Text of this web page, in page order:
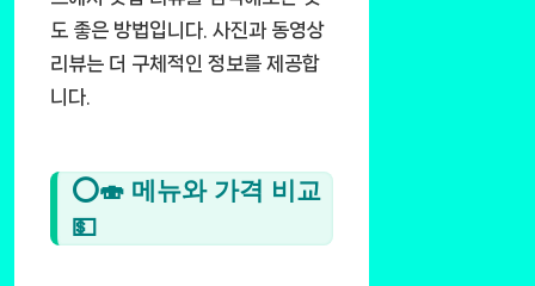
도 좋은 방법입니다. 사진과 동영상
리뷰는 더 구체적인 정보를 제공합
니다.
⭕🍣 메뉴와 가격 비교
💵